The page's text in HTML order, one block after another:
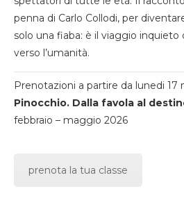
penna di Carlo Collodi, per
solo una fiaba: è il viaggio inquieto
verso l’umanità.
Prenotazioni a partire da lunedi 17
Pinocchio. Dalla favola al
febbraio – maggio 2026
prenota la tua classe